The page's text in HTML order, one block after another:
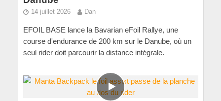
14 juillet 2026 Dan
EFOIL BASE lance la Bavarian eFoil Rallye, une
course d'endurance de 200 km sur le Danube, où un
seul rider doit parcourir la distance intégrale.